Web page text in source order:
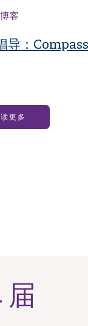
客
导：
更多
届